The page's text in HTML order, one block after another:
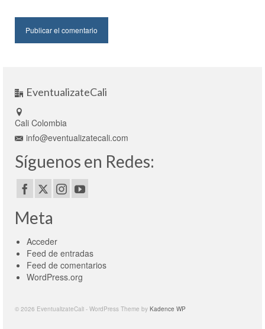
EventualizateCali
Cali Colombia
info@eventualizatecali.com
Síguenos en Redes:
Meta
Acceder
Feed de entradas
Feed de comentarios
WordPress.org
© 2026 EventualizateCali - WordPress Theme by Kadence WP